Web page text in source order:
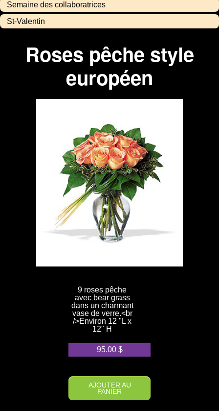
Semaine des collaboratrices
St-Valentin
Roses pêche style
européen
9 roses pêche
avec bear grass
dans un charmant
vase de verre.<br
/>Environ 12 "L x
12" H
95.00 $
AJOUTER AU
PANIER